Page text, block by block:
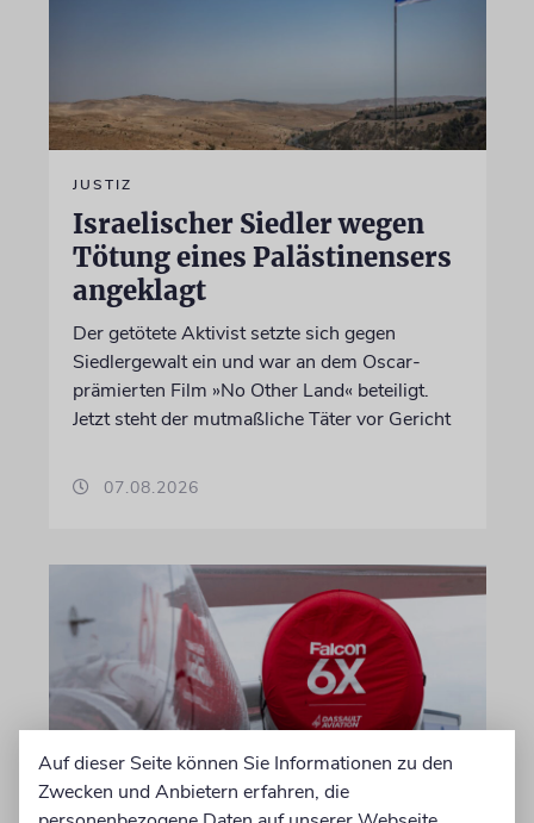
JUSTIZ
Israelischer Siedler wegen
Tötung eines Palästinensers
angeklagt
Der getötete Aktivist setzte sich gegen
Siedlergewalt ein und war an dem Oscar-
prämierten Film »No Other Land« beteiligt.
Jetzt steht der mutmaßliche Täter vor Gericht
07.08.2026
DUBLIN
Auf dieser Seite können Sie Informationen zu den
Zwecken und Anbietern erfahren, die